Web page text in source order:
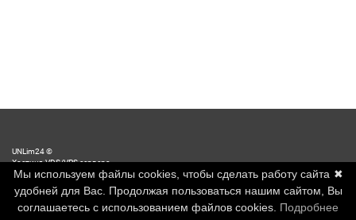
UNLim24 ©
Хостинг, VDS/VPS сервера
✖
Мы используем файлы cookies, чтобы сделать работу сайта
удобней для Вас. Продолжая пользоваться нашим сайтом, Вы
соглашаетесь с использованием файлов cookies. Подробнее